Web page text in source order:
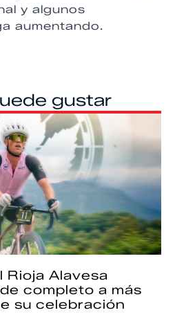
y algunos
aumentando.
gustar
Rioja Alavesa
completo a más
su celebración